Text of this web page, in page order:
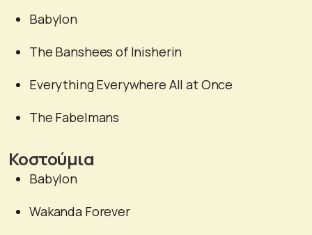
Babylon
The Banshees of Inisherin
Everything Everywhere All at Once
The Fabelmans
Κοστούμια
Babylon
Wakanda Forever